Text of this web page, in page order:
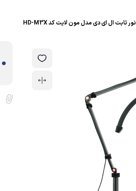
نور ثابت ال ای دی مدل مون لایت کد HD-M3X